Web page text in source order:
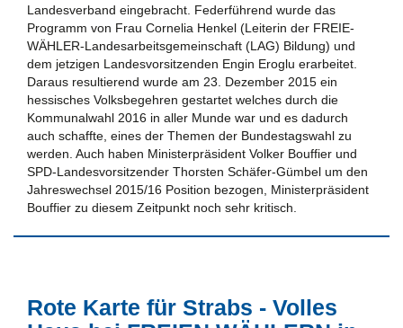
Landesverband eingebracht. Federführend wurde das
Programm von Frau Cornelia Henkel (Leiterin der FREIE-
WÄHLER-Landesarbeitsgemeinschaft (LAG) Bildung) und
dem jetzigen Landesvorsitzenden Engin Eroglu erarbeitet.
Daraus resultierend wurde am 23. Dezember 2015 ein
hessisches Volksbegehren gestartet welches durch die
Kommunalwahl 2016 in aller Munde war und es dadurch
auch schaffte, eines der Themen der Bundestagswahl zu
werden. Auch haben Ministerpräsident Volker Bouffier und
SPD-Landesvorsitzender Thorsten Schäfer-Gümbel um den
Jahreswechsel 2015/16 Position bezogen, Ministerpräsident
Bouffier zu diesem Zeitpunkt noch sehr kritisch.
Rote Karte für Strabs - Volles